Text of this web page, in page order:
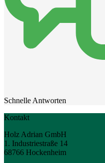
Schnelle Antworten
Kontakt
Holz Adrian GmbH
1. Industriestraße 14
68766 Hockenheim